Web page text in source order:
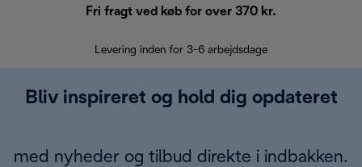
Fri fragt ved køb for over 370 kr.
Levering inden for 3-6 arbejdsdage
Bliv inspireret og hold dig opdateret
med nyheder og tilbud direkte i indbakken.